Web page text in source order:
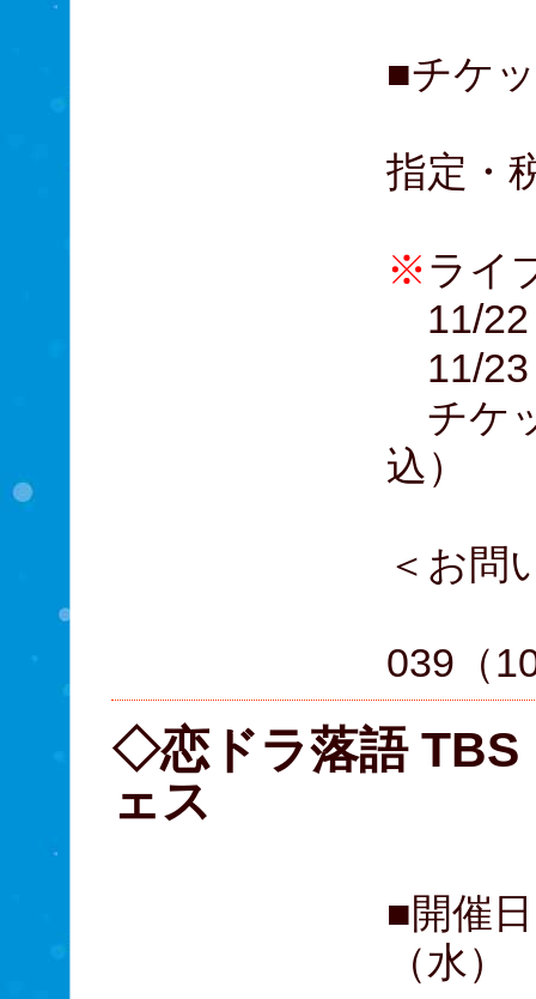
■チケ
指定・
※ ライ
11/
11/23
チケ
込）
＜お
039（
◇恋ドラ落語 TBS
ェス
■開催
（水）